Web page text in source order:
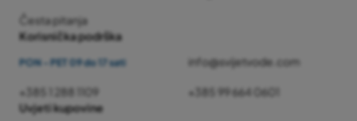
Česta pitanja
Korisnička podrška
PON - PET 09 do 17 sati info@svijetvode.com
+385 1 288 1109
+385 99 664 0601
Uvjeti kupovine